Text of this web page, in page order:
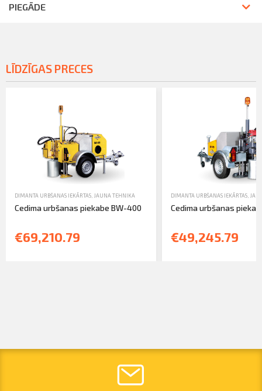
PIEGĀDE
LĪDZĪGAS PRECES
DIMANTA URBŠANAS IEKĀRTAS JAUNA TEHNIKA
Cedima urbšanas piekabe BW-400
€69,210.79
DIMANTA URBŠANAS IEKĀRTAS,
Cedima urbšanas
€49,245.79